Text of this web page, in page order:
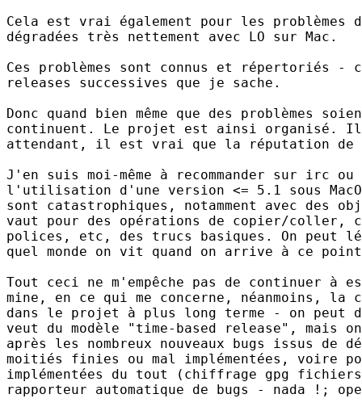
Cela est vrai également pour les problèmes
dégradées très nettement avec LO sur Mac.
Ces problèmes sont connus et répertoriés -
releases successives que je sache.
Donc quand bien même que des problèmes
continuent. Le projet est ainsi organisé.
attendant, il est vrai que la réputation de
J'en suis moi-même à recommander sur irc
l'utilisation d'une version <= 5.1 sous
sont catastrophiques, notamment avec des
vaut pour des opérations de copier/coller,
polices, etc, des trucs basiques. On peut
quel monde on vit quand on arrive à ce
Tout ceci ne m'empêche pas de continuer à
mine, en ce qui me concerne, néanmoins,
dans le projet à plus long terme - on peut
veut du modèle "time-based release", mais
après les nombreux nouveaux bugs issus de
moitiés finies ou mal implémentées, voire
implémentées du tout (chiffrage gpg
rapporteur automatique de bugs - nada !;